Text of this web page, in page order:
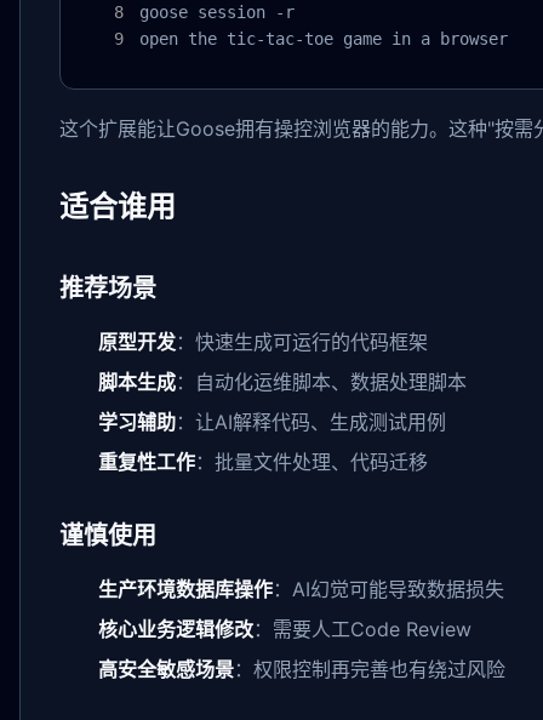
goose session -r
open the tic-tac-toe game in a browser
这个扩展能让Goose拥有操控浏览器的能力。这种"按
适合谁用
推荐场景
原型开发：快速生成可运行的代码框架
脚本生成：自动化运维脚本、数据处理脚本
学习辅助：让AI解释代码、生成测试用例
重复性工作：批量文件处理、代码迁移
谨慎使用
生产环境数据库操作：AI幻觉可能导致数据损失
核心业务逻辑修改：需要人工Code Review
高安全敏感场景：权限控制再完善也有绕过风险